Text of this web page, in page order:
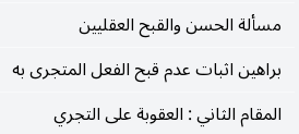
مسألة الحسن والقبح العقليين
براهين اثبات عدم قبح الفعل المتجرى به
المقام الثاني : العقوبة على التجري
أخذ
موضوعه